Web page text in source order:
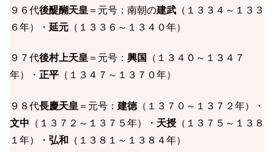
９６代後醍醐天皇 ＝元号：南朝の建武 （１３３４～１３３
６年）・ 延元 （１３３６～１３４０年）
９７代後村上天皇 ＝元号： 興国
（１３４０～１３４７
年）・ 正平 （１３４７～１３７０年）
９８代長慶天皇 ＝元号： 建徳（１３７０～１３７２年）・
文中 （１３７２～１３７５年）・ 天授 （１３７５～１３８
１年）・ 弘和 （１３８１～１３８４年）